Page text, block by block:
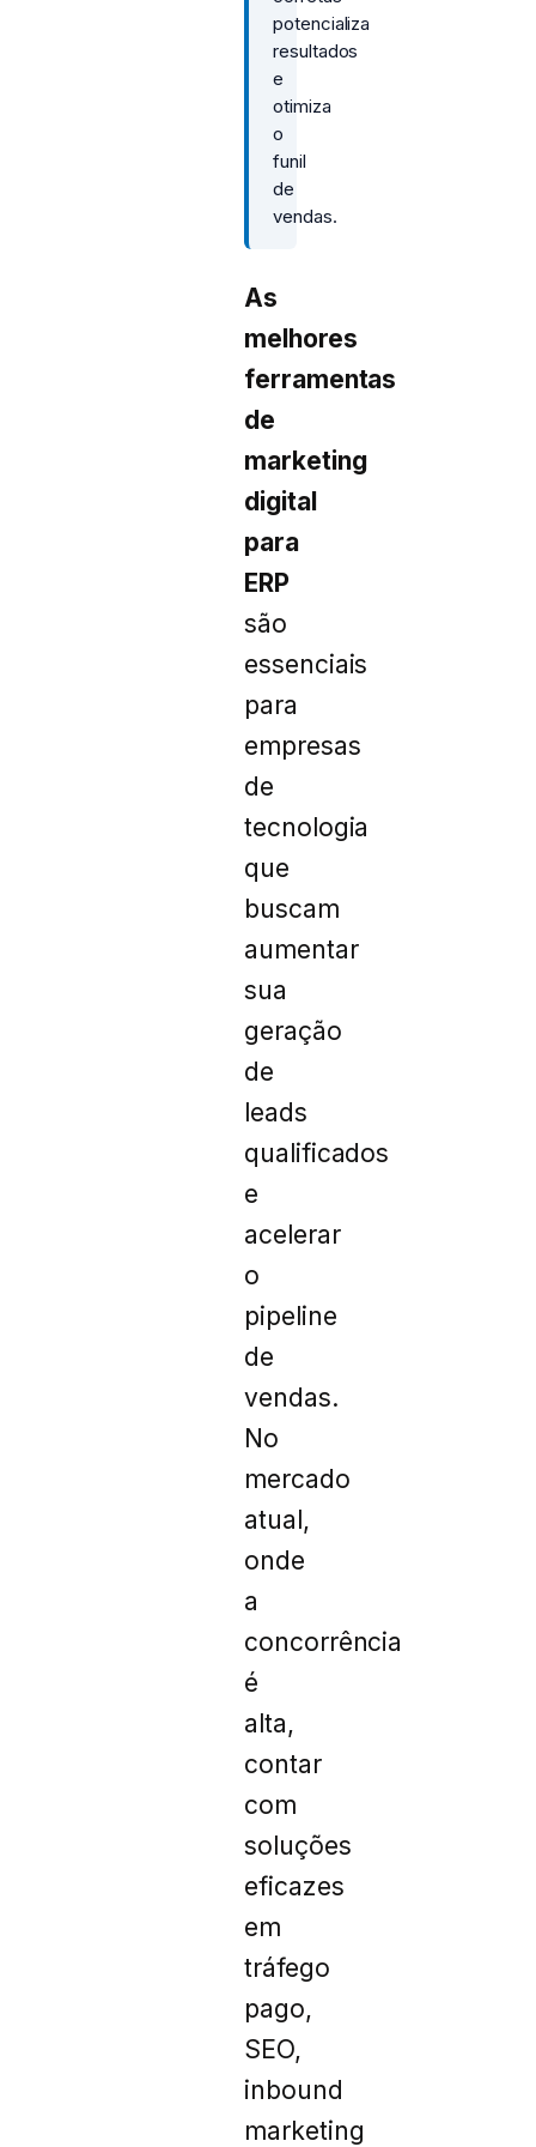
potencializa
resultados
e
otimiza
o
funil
de
vendas.
As
melhores
ferramentas
de
marketing
digital
para
ERP
são
essenciais
para
empresas
de
tecnologia
que
buscam
aumentar
sua
geração
de
leads
qualificados
e
acelerar
o
pipeline
de
vendas.
No
mercado
atual,
onde
a
concorrência
é
alta,
contar
com
soluções
eficazes
em
tráfego
pago,
SEO,
inbound
marketing